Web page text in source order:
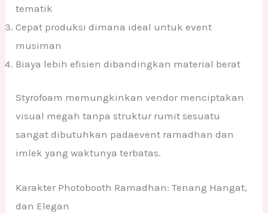
tematik
Cepat produksi dimana ideal untuk event
musiman
Biaya lebih efisien dibandingkan material berat
Styrofoam memungkinkan vendor menciptakan
visual megah tanpa struktur rumit sesuatu
sangat dibutuhkan padaevent ramadhan dan
imlek yang waktunya terbatas.
Karakter Photobooth Ramadhan: Tenang Hangat,
dan Elegan